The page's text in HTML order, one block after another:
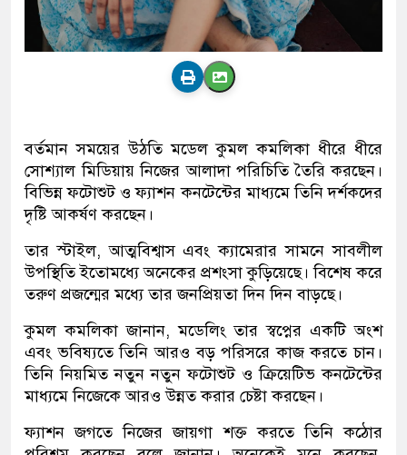
বর্তমান সময়ের উঠতি মডেল কুমল কমলিকা ধীরে ধীরে
সোশ্যাল মিডিয়ায় নিজের আলাদা পরিচিতি তৈরি করছেন।
বিভিন্ন ফটোশুট ও ফ্যাশন কনটেন্টের মাধ্যমে তিনি দর্শকদের
দৃষ্টি আকর্ষণ করছেন।
তার স্টাইল, আত্মবিশ্বাস এবং ক্যামেরার সামনে সাবলীল
উপস্থিতি ইতোমধ্যে অনেকের প্রশংসা কুড়িয়েছে। বিশেষ করে
তরুণ প্রজন্মের মধ্যে তার জনপ্রিয়তা দিন দিন বাড়ছে।
কুমল কমলিকা জানান, মডেলিং তার স্বপ্নের একটি অংশ
এবং ভবিষ্যতে তিনি আরও বড় পরিসরে কাজ করতে চান।
তিনি নিয়মিত নতুন নতুন ফটোশুট ও ক্রিয়েটিভ কনটেন্টের
মাধ্যমে নিজেকে আরও উন্নত করার চেষ্টা করছেন।
ফ্যাশন জগতে নিজের জায়গা শক্ত করতে তিনি কঠোর